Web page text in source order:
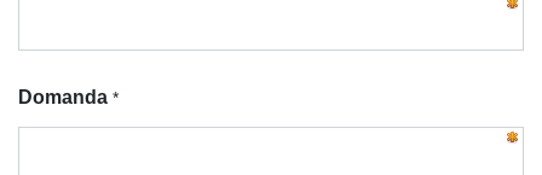
Domanda *